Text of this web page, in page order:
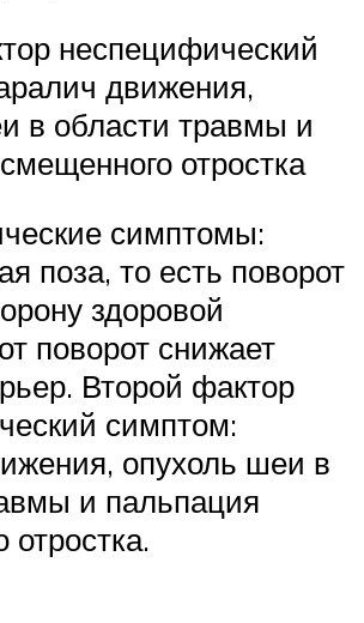
неспецифический
движения,
в области травмы и
отростка
симптомы:
поза, то есть поворот
здоровой
поворот снижает
Второй фактор
симптом:
опухоль шеи в
и пальпация